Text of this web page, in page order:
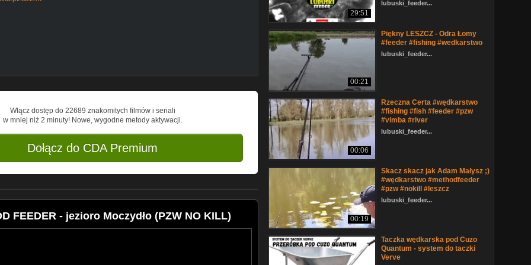
a-himitsu
Włącz dostęp do 22689 znakomitych filmów i seriali
w mniej niż 2 minuty! Nowe, wygodne metody aktywacji.
Dołącz do CDA Premium
FEEDER - jezioro Moczydło (PZW NO KILL)
29:51
lubuski_feeder...
00:21
Piękny LESZCZ - Odra Łomy
#feeder #fishing #wedkarstwo
lubuski_feeder...
00:06
Rzeczna Certa #wędkarstwo
#fishing #fish #feeder #pzw
#vimba #river
lubuski_feeder...
00:19
Skacz skacz jak Adam Małysz ;)
#wędkarstwo #methodfeeder
#pzw #nokill #leszcz
lubuski_feeder...
Taczka wędkarska pod Cuzo
Quantum - system do taczki
Verve